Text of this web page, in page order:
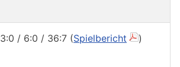
3:0 / 6:0 / 36:7 (Spielbericht )